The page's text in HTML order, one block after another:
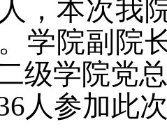
，本次我
学院副院
级学院党
人参加此